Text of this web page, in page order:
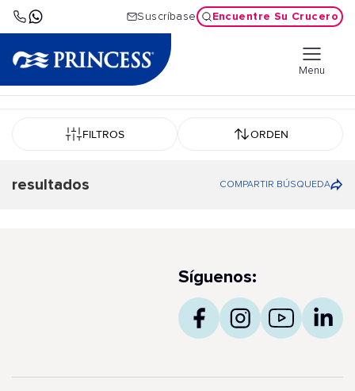
Suscríbase Encuentre Su Crucero
Menu
FILTROS ORDEN
resultados COMPARTIR BÚSQUEDA
Síguenos: